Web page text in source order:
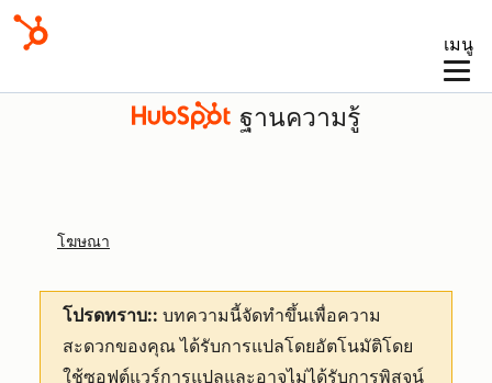
เมนู
ฐานความรู้
โฆษณา
โปรดทราบ:: บทความนี้จัดทำขึ้นเพื่อความ
สะดวกของคุณได้รับการแปลโดยอัตโนมัติโดย
ใช้ซอฟต์แวร์การแปลและอาจไม่ได้รับการพิสูจน์